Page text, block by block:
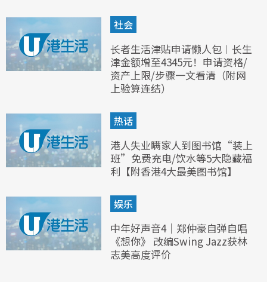
社会
长者生活津贴申请懒人包︱长生
津金额增至4345元！申请资格/
资产上限/步骤一文看清（附网
上验算连结）
热话
港人失业瞒家人到图书馆“装上
班”免费充电/饮水等5大隐藏福
利【附香港4大最美图书馆】
娱乐
中年好声音4｜郑仲豪自弹自唱
《想你》 改编Swing Jazz获林
志美高度评价